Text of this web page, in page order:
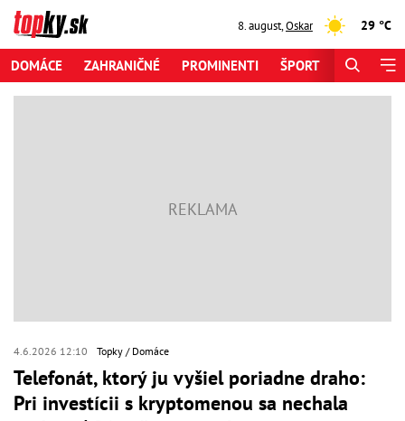
8. august,Oskar 29 °C
DOMÁCE ZAHRANIČNÉ PROMINENTI ŠPORT
4.6.2026 12:10 Topky Domáce
Telefonát, ktorý ju vyšiel poriadne draho:
Pri investícii s kryptomenou sa nechala